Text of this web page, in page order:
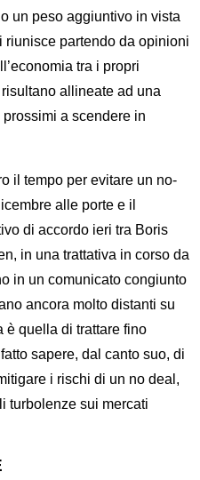
un peso aggiuntivo in vista
partendo da opinioni
tra i propri
allineate ad una
a scendere in
il tempo per evitare un no-
alle porte e il
di accordo ieri tra Boris
in una trattativa in corso da
in un comunicato congiunto
ancora molto distanti su
è quella di trattare fino
sapere, dal canto suo, di
i rischi di un no deal,
turbolenze sui mercati